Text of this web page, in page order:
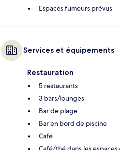
Espaces fumeurs prévus
Services et équipements
Restauration
5 restaurants
3 bars/lounges
Bar de plage
Bar en bord de piscine
Café